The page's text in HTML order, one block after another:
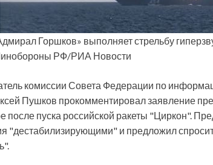
Горшков» выполняет стрельбу
РФ/РИА Новости
комиссии Совета Федерации по
Пушков прокомментировал заявление
после пуска российской ракеты "Циркон".
"дестабилизирующими" и предложил